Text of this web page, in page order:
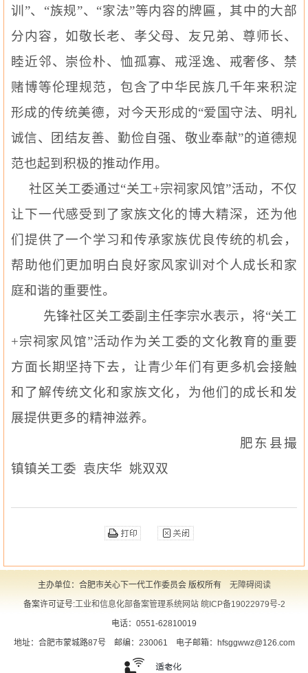
训”、“族规”、“家法”等内容的牌匾，其中的大部
分内容，如敬长老、孝父母、友兄弟、尊师长、
睦近邻、崇俭朴、恤孤寡、戒淫逸、戒奢侈、禁
赌博等伦理规范，包含了中华民族几千年来积淀
形成的传统美德，对今天形成的“爱国守法、明礼
诚信、团结友善、勤俭自强、敬业奉献”的道德规
范也起到积极的推动作用。
社区关工委通过“关工+宗祠家风馆”活动，不仅
让下一代感受到了家族文化的博大精深，还为他
们提供了一个学习和传承家族优良传统的机会，
帮助他们更加明白良好家风家训对个人成长和家
庭和谐的重要性。
先锋社区关工委副主任李宗水表示，将“关工
+宗祠家风馆”活动作为关工委的文化教育的重要
方面长期坚持下去，让青少年们有更多机会接触
和了解传统文化和家族文化，为他们的成长和发
展提供更多的精神滋养。
肥东县撮
镇镇关工委 袁庆华 姚双双
主办单位：合肥市关心下一代工作委员会 版权所有
无障碍阅读
备案许可证号:工业和信息化部备案管理系统网站 皖ICP备19022979号-2
电话：0551-62810019
地址：合肥市蒙城路87号
邮编：230061 电子邮箱：hfsggwwz@126.com